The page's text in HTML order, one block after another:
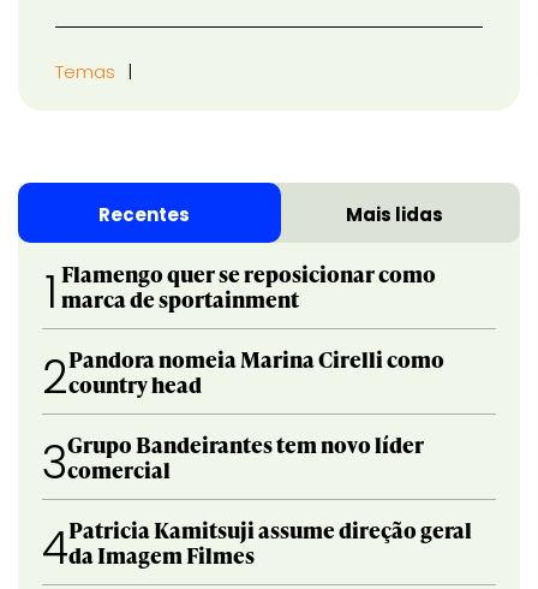
Temas
Recentes Mais lidas
1 Flamengo quer se reposicionar como
marca de sportainment
2Pandora nomeia Marina Cirelli como
country head
3Grupo Bandeirantes tem novo líder
comercial
4Patricia Kamitsuji assume direção geral
da Imagem Filmes